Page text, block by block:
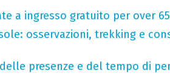
a ingresso gratuito per over 65
osservazioni, trekking e
presenze e del tempo di